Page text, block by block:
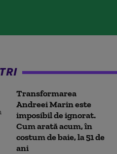
Transformarea
Andreei Marin este
imposibil de ignorat.
Cum arată acum, în
costum de baie, la 51 de
ani